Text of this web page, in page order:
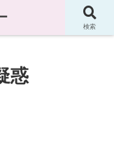
惑
検索